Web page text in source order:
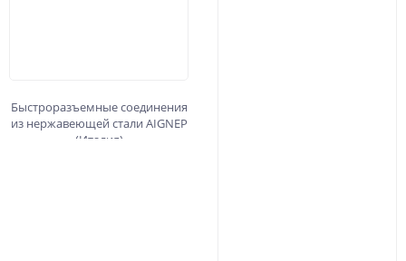
Быстроразъемные соединения
из нержавеющей стали AIGNEP
(Италия)